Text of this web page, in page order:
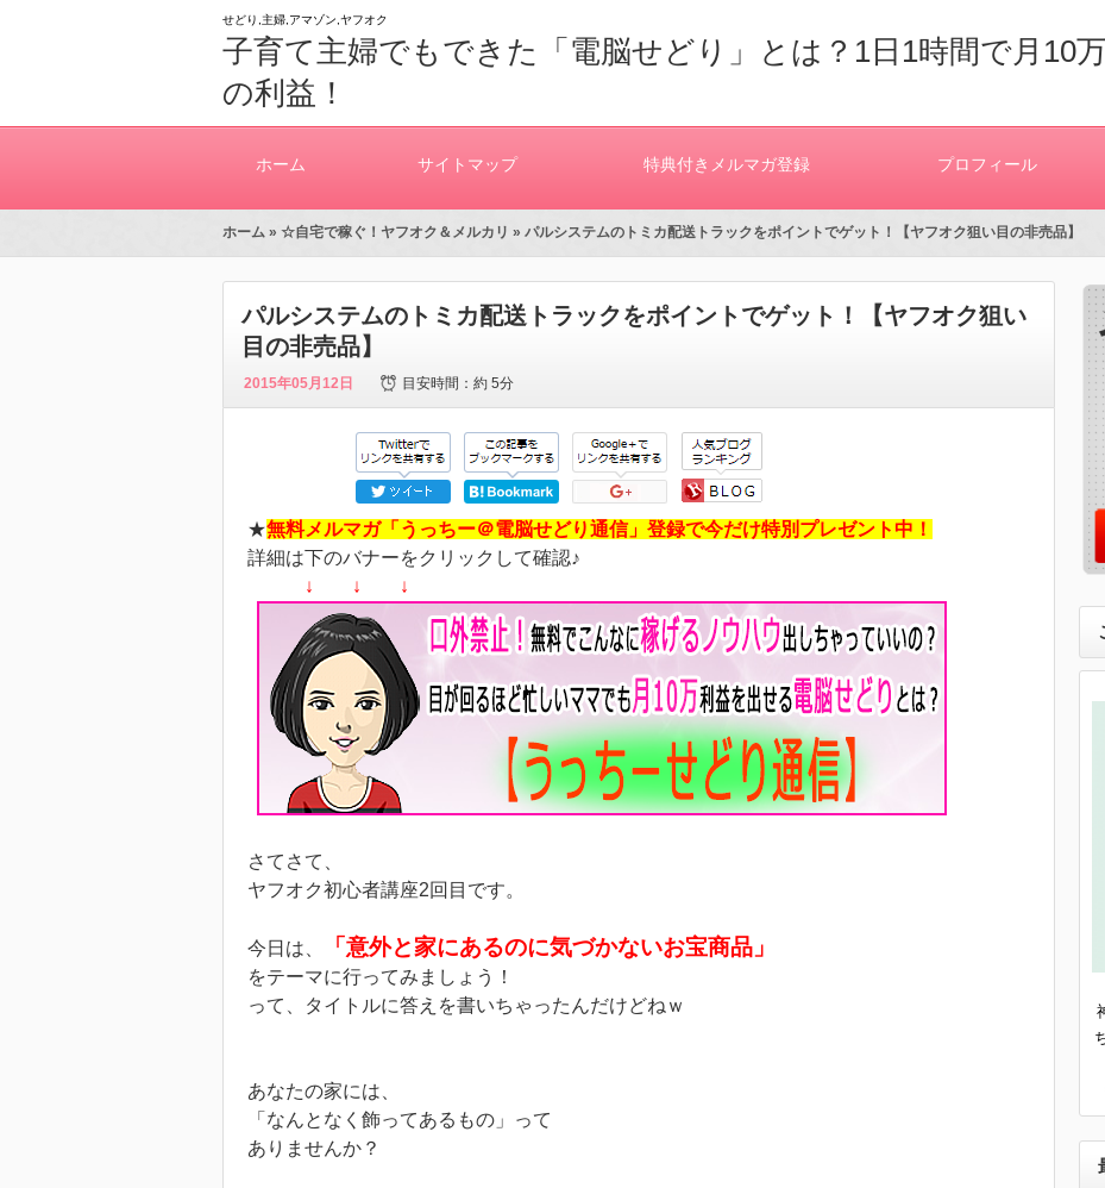
せどり,主婦,アマゾン,ヤフオク
子育て主婦でもできた「電脳せどり」とは？1日1時間で月10万
の利益！
ホーム サイトマップ 特典付きメルマガ登録 プロフィール
ホーム » ☆自宅で稼ぐ！ヤフオク＆メルカリ » パルシステムのトミカ配送トラックをポイントでゲット！【ヤフオク狙い目の非売品】
パルシステムのトミカ配送トラックをポイントでゲット！【ヤフオク狙い
目の非売品】
2015年05月12日 目安時間：約 5分
★無料メルマガ「うっちー＠電脳せどり通信」登録で今だけ特別プレゼント中！
詳細は下のバナーをクリックして確認♪
↓ ↓ ↓
さてさて、
ヤフオク初心者講座2回目です。
今日は、 「意外と家にあるのに気づかないお宝商品」
をテーマに行ってみましょう！
って、タイトルに答えを書いちゃったんだけどねｗ
あなたの家には、
「なんとなく飾ってあるもの」って
ありませんか？